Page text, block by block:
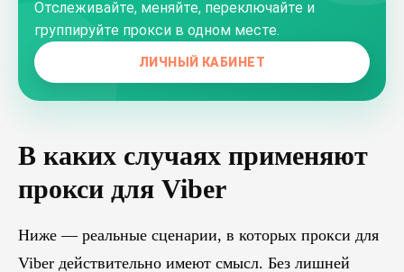
Отслеживайте, меняйте, переключайте и
группируйте прокси в одном месте.
ЛИЧНЫЙ КАБИНЕТ
В каких случаях применяют
прокси для Viber
Ниже — реальные сценарии, в которых прокси для
Viber действительно имеют смысл. Без лишней